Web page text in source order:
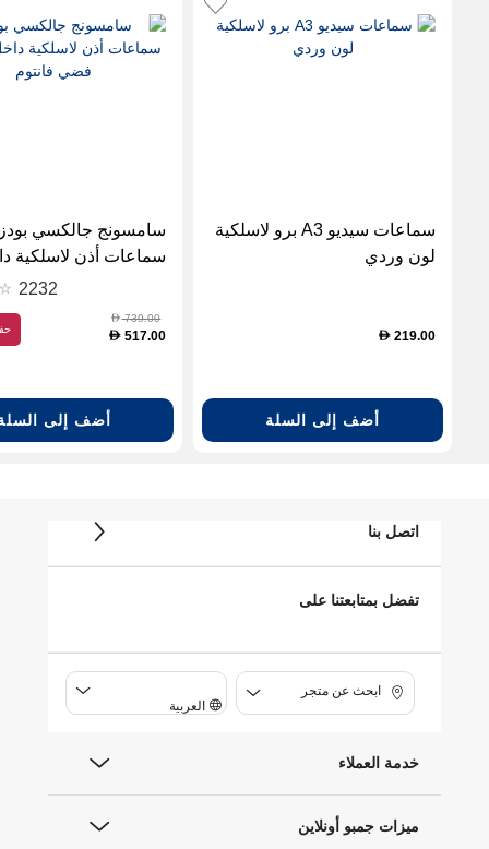
سماعات سيديو A3 برو لاسلكية
لون وردي
D 219.00
أضف إلى السلة
سامسونج جالكسي
سماعات أذن لاسلكية
الأذن - فضي فانتوم
2232
D739.00
D 517.00
أضف إلى
اتصل بنا
تفضل بمتابعتنا على
ابحث عن متجر
العربية
خدمة العملاء
ميزات جمبو أونلاين